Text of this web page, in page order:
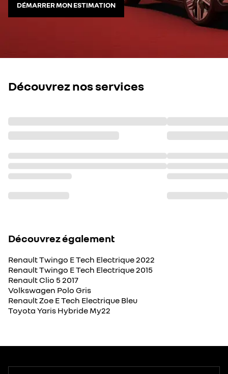
DÉMARRER MON ESTIMATION
Découvrez nos services
Découvrez également
Renault Twingo E Tech Electrique 2022
Renault Twingo E Tech Electrique 2015
Renault Clio 5 2017
Volkswagen Polo Gris
Renault Zoe E Tech Electrique Bleu
Toyota Yaris Hybride My22